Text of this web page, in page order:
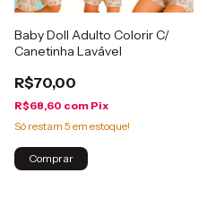
Baby Doll Adulto Colorir C/
Canetinha Lavável
R$70,00
R$68,60 com Pix
Só restam 5 em estoque!
Comprar